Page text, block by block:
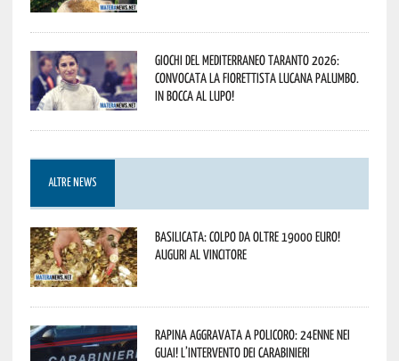
Giochi del Mediterraneo Taranto 2026:
convocata la fiorettista lucana Palumbo.
In bocca al lupo!
ALTRE NEWS
Basilicata: colpo da oltre 19000 Euro!
Auguri al vincitore
Rapina aggravata a Policoro: 24enne nei
guai! L’intervento dei Carabinieri